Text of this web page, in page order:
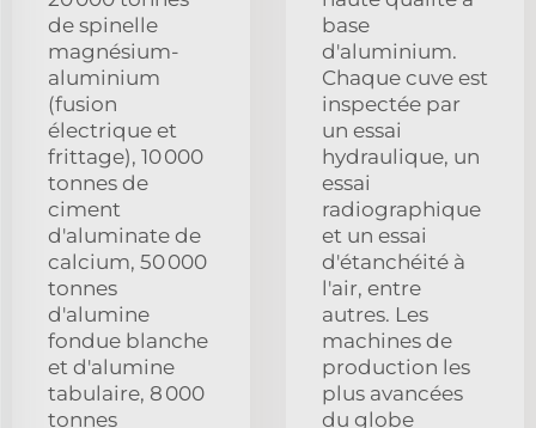
de spinelle
magnésium-
aluminium
(fusion
électrique et
frittage), 10 000
tonnes de
ciment
d'aluminate de
calcium, 50 000
tonnes
d'alumine
fondue blanche
et d'alumine
tabulaire, 8 000
tonnes
base
d'aluminium.
Chaque cuve est
inspectée par
un essai
hydraulique, un
essai
radiographique
et un essai
d'étanchéité à
l'air, entre
autres. Les
machines de
production les
plus avancées
du globe